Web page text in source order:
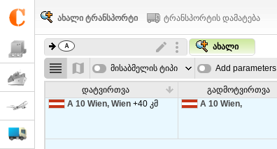
ახალი ტრანსპორტი ტრანსპორტის დამატება
ახალი
მისაბმელის ტიპი Add parameters
დატვირთვა გადმოტვირთვა
A 10 Wien, Wien +40 კმ A 10 Wien,